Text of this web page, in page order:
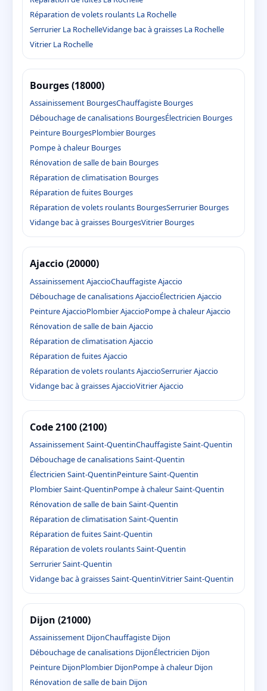
Réparation de volets roulants La Rochelle
Serrurier La RochelleVidange bac à graisses La Rochelle
Vitrier La Rochelle
Bourges (18000)
Assainissement BourgesChauffagiste Bourges
Débouchage de canalisations BourgesÉlectricien Bourges
Peinture BourgesPlombier Bourges
Pompe à chaleur Bourges
Rénovation de salle de bain Bourges
Réparation de climatisation Bourges
Réparation de fuites Bourges
Réparation de volets roulants BourgesSerrurier Bourges
Vidange bac à graisses BourgesVitrier Bourges
Ajaccio (20000)
Assainissement AjaccioChauffagiste Ajaccio
Débouchage de canalisations AjaccioÉlectricien Ajaccio
Peinture AjaccioPlombier AjaccioPompe à chaleur Ajaccio
Rénovation de salle de bain Ajaccio
Réparation de climatisation Ajaccio
Réparation de fuites Ajaccio
Réparation de volets roulants AjaccioSerrurier Ajaccio
Vidange bac à graisses AjaccioVitrier Ajaccio
Code 2100 (2100)
Assainissement Saint-QuentinChauffagiste Saint-Quentin
Débouchage de canalisations Saint-Quentin
Électricien Saint-QuentinPeinture Saint-Quentin
Plombier Saint-QuentinPompe à chaleur Saint-Quentin
Rénovation de salle de bain Saint-Quentin
Réparation de climatisation Saint-Quentin
Réparation de fuites Saint-Quentin
Réparation de volets roulants Saint-Quentin
Serrurier Saint-Quentin
Vidange bac à graisses Saint-QuentinVitrier Saint-Quentin
Dijon (21000)
Assainissement DijonChauffagiste Dijon
Débouchage de canalisations DijonÉlectricien Dijon
Peinture DijonPlombier DijonPompe à chaleur Dijon
Rénovation de salle de bain Dijon